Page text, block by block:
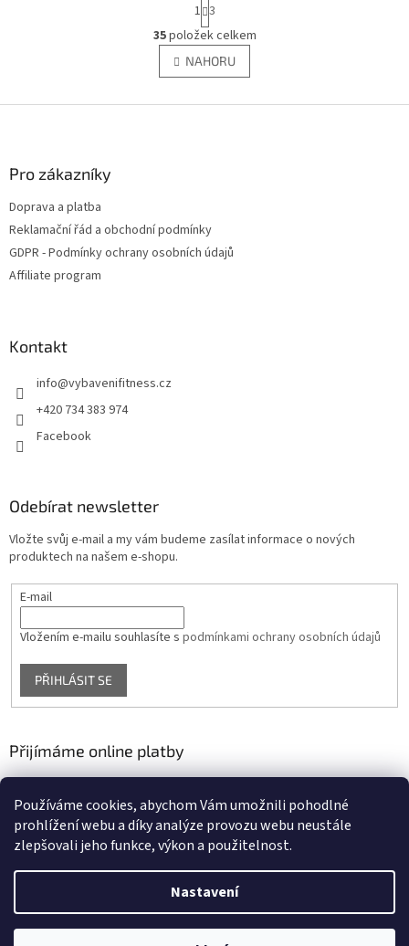
Používáme cookies, abychom Vám umožnili pohodlné
prohlížení webu a díky analýze provozu webu neustále
zlepšovali jeho funkce, výkon a použitelnost.
Nastavení
O
v
l
á
y
v
t
r
á
n
k
v
1 3
35položek celkem
NAHORU
Pro zákazníky
Doprava a platba
Reklamační řád a obchodní podmínky
GDPR - Podmínky ochrany osobních údajů
Affiliate program
Kontakt
info@vybavenifitness.cz
+420 734 383 974
Facebook
Odebírat newsletter
Vložte svůj e-mail a my vám budeme zasílat informace o nových
produktech na našem e-shopu.
E-mail
Vložením e-mailu souhlasíte s podmínkami ochrany osobních údajů
PŘIHLÁSIT SE
Přijímáme online platby
Vytvořil Shoptet